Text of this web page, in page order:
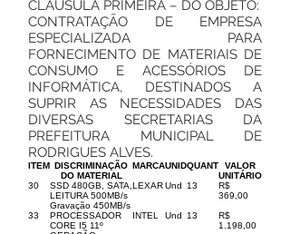
CLÁUSULA PRIMEIRA – DO OBJETO:
CONTRATAÇÃO DE EMPRESA
ESPECIALIZADA PARA
FORNECIMENTO DE MATERIAIS DE
CONSUMO E ACESSÓRIOS DE
INFORMÁTICA, DESTINADOS A
SUPRIR AS NECESSIDADES DAS
DIVERSAS SECRETARIAS DA
PREFEITURA MUNICIPAL DE
RODRIGUES ALVES.
ITEM DISCRIMINAÇÃO
DO MATERIAL
MARCAUNIDQUANT
VALOR
UNITÁRIO
30
SSD 480GB, SATA,
LEITURA 500MB/s
Gravação 450MB/s
LEXARUnd 13
R$
369,00
33
PROCESSADOR
CORE I5 11º
INTEL Und 13
R$
1.198,00